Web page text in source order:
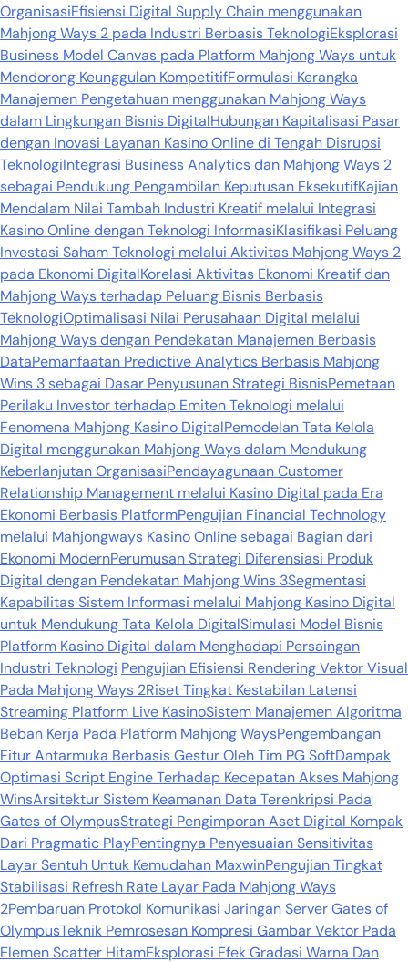
OrganisasiEfisiensi Digital Supply Chain menggunakan
Mahjong Ways 2 pada Industri Berbasis TeknologiEksplorasi
Business Model Canvas pada Platform Mahjong Ways untuk
Mendorong Keunggulan KompetitifFormulasi Kerangka
Manajemen Pengetahuan menggunakan Mahjong Ways
dalam Lingkungan Bisnis DigitalHubungan Kapitalisasi Pasar
dengan Inovasi Layanan Kasino Online di Tengah Disrupsi
TeknologiIntegrasi Business Analytics dan Mahjong Ways 2
sebagai Pendukung Pengambilan Keputusan EksekutifKajian
Mendalam Nilai Tambah Industri Kreatif melalui Integrasi
Kasino Online dengan Teknologi InformasiKlasifikasi Peluang
Investasi Saham Teknologi melalui Aktivitas Mahjong Ways 2
pada Ekonomi DigitalKorelasi Aktivitas Ekonomi Kreatif dan
Mahjong Ways terhadap Peluang Bisnis Berbasis
TeknologiOptimalisasi Nilai Perusahaan Digital melalui
Mahjong Ways dengan Pendekatan Manajemen Berbasis
DataPemanfaatan Predictive Analytics Berbasis Mahjong
Wins 3 sebagai Dasar Penyusunan Strategi BisnisPemetaan
Perilaku Investor terhadap Emiten Teknologi melalui
Fenomena Mahjong Kasino DigitalPemodelan Tata Kelola
Digital menggunakan Mahjong Ways dalam Mendukung
Keberlanjutan OrganisasiPendayagunaan Customer
Relationship Management melalui Kasino Digital pada Era
Ekonomi Berbasis PlatformPengujian Financial Technology
melalui Mahjongways Kasino Online sebagai Bagian dari
Ekonomi ModernPerumusan Strategi Diferensiasi Produk
Digital dengan Pendekatan Mahjong Wins 3Segmentasi
Kapabilitas Sistem Informasi melalui Mahjong Kasino Digital
untuk Mendukung Tata Kelola DigitalSimulasi Model Bisnis
Platform Kasino Digital dalam Menghadapi Persaingan
Industri Teknologi Pengujian Efisiensi Rendering Vektor Visual
Pada Mahjong Ways 2Riset Tingkat Kestabilan Latensi
Streaming Platform Live KasinoSistem Manajemen Algoritma
Beban Kerja Pada Platform Mahjong WaysPengembangan
Fitur Antarmuka Berbasis Gestur Oleh Tim PG SoftDampak
Optimasi Script Engine Terhadap Kecepatan Akses Mahjong
WinsArsitektur Sistem Keamanan Data Terenkripsi Pada
Gates of OlympusStrategi Pengimporan Aset Digital Kompak
Dari Pragmatic PlayPentingnya Penyesuaian Sensitivitas
Layar Sentuh Untuk Kemudahan MaxwinPengujian Tingkat
Stabilisasi Refresh Rate Layar Pada Mahjong Ways
2Pembaruan Protokol Komunikasi Jaringan Server Gates of
OlympusTeknik Pemrosesan Kompresi Gambar Vektor Pada
Elemen Scatter HitamEksplorasi Efek Gradasi Warna Dan